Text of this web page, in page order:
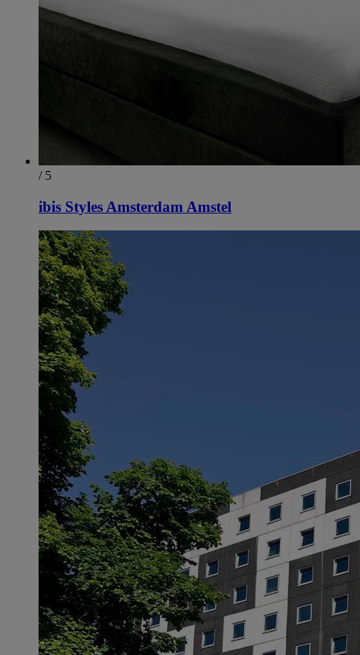
/ 5
ibis Styles Amsterdam Amstel